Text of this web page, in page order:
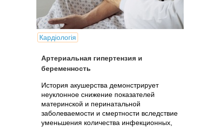
Кардіологія
Артериальная гипертензия и
беременность
История акушерства демонстрирует
неуклонное снижение показателей
материнской и перинатальной
заболеваемости и смертности вследствие
уменьшения количества инфекционных,